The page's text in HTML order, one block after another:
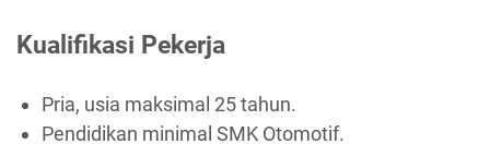
Kualifikasi Pekerja
Pria, usia maksimal 25 tahun.
Pendidikan minimal SMK Otomotif.